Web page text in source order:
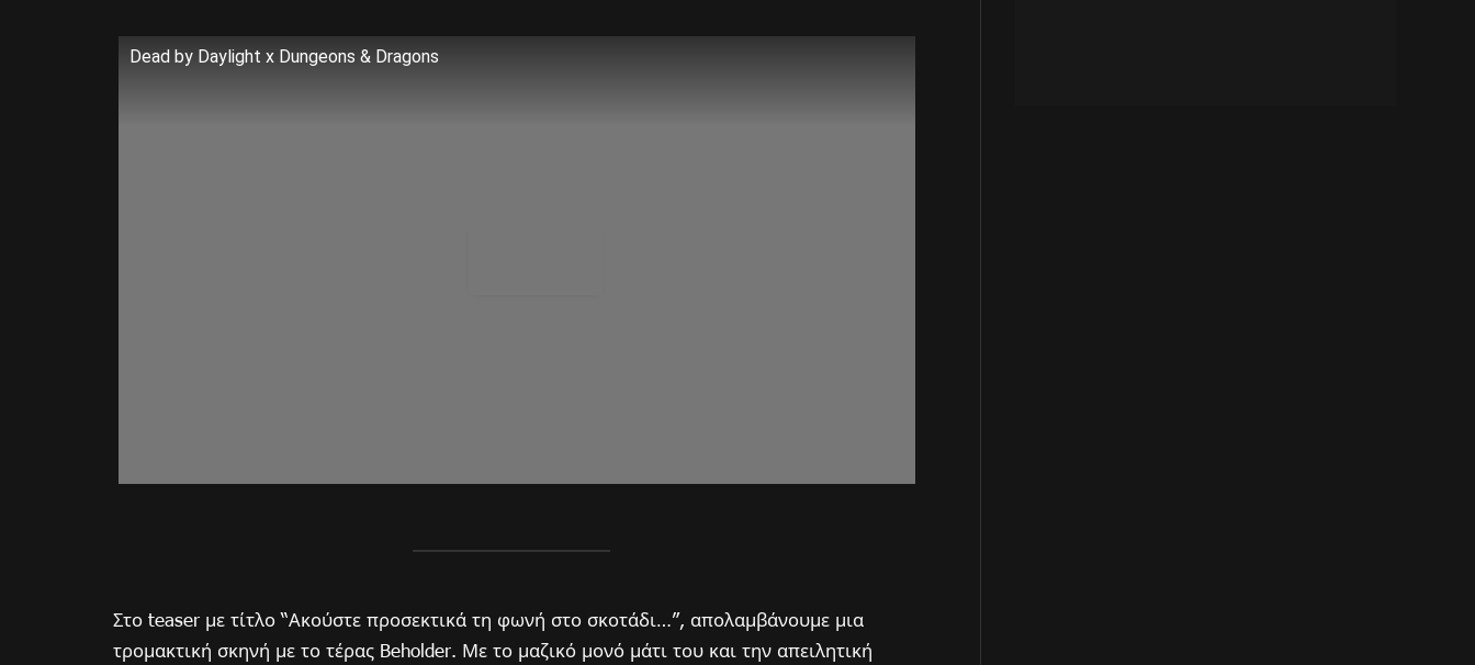
Dead by Daylight x Dungeons & Dragons
Στο teaser με τίτλο “Ακούστε προσεκτικά τη φωνή στο σκοτάδι…”, απολαμβάνουμε μια
τρομακτική σκηνή με το τέρας Beholder. Με το μαζικό μονό μάτι του και την απειλητική